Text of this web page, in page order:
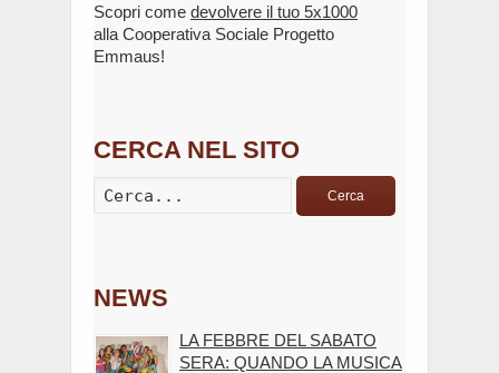
Scopri come devolvere il tuo 5x1000
alla Cooperativa Sociale Progetto
Emmaus!
CERCA NEL SITO
Cerca
NEWS
LA FEBBRE DEL SABATO
SERA: QUANDO LA MUSICA